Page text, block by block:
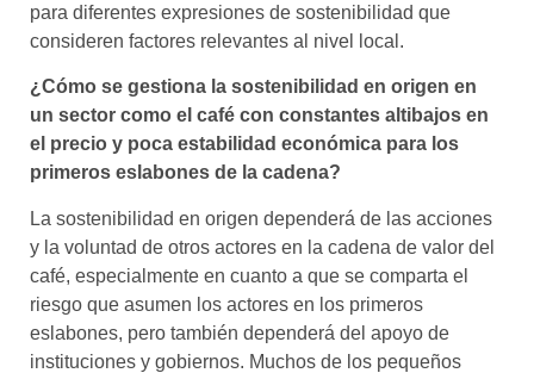
para diferentes expresiones de sostenibilidad que
consideren factores relevantes al nivel local.
¿Cómo se gestiona la sostenibilidad en origen en
un sector como el café con constantes altibajos en
el precio y poca estabilidad económica para los
primeros eslabones de la cadena?
La sostenibilidad en origen dependerá de las acciones
y la voluntad de otros actores en la cadena de valor del
café, especialmente en cuanto a que se comparta el
riesgo que asumen los actores en los primeros
eslabones, pero también dependerá del apoyo de
instituciones y gobiernos. Muchos de los pequeños